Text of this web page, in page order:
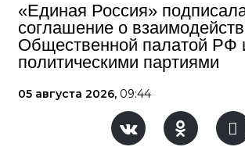
«Единая Россия»
соглашение о
Общественной палатой РФ
политическими партиями
05 августа 2026, 09:44